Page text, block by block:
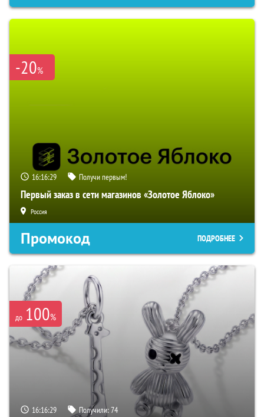
-20%
16:16:29 Получи первым!
Первый заказ в сети магазинов «Золотое Яблоко»
Россия
Промокод ПОДРОБНЕЕ
до 100%
16:16:29 Получили:74